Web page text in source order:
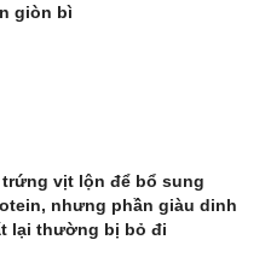
giòn bì
vịt lộn để bổ sung
nhưng phần giàu dinh
lại thường bị bỏ đi